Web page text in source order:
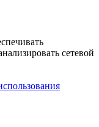
сетевой